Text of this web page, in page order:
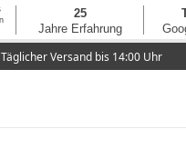
Täglicher Versand bis 14:00 Uhr